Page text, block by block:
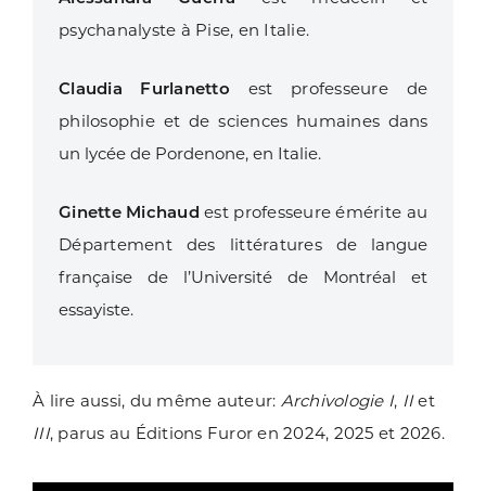
psychanalyste à Pise, en Italie.
Claudia Furlanetto est professeure de
philosophie et de sciences humaines dans
un lycée de Pordenone, en Italie.
Ginette Michaudest professeure émérite au
Département des littératuresde langue
française de l’Université de Montréal et
essayiste.
À lire aussi, du même auteur: Archivologie I, IIet
III, parus au Éditions Furor en 2024, 2025 et 2026.